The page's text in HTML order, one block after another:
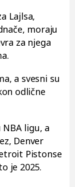
Lajlsa,
moraju
za njega
a svesni su
odlične
ligu, a
Denver
Pistonse
je 2025.